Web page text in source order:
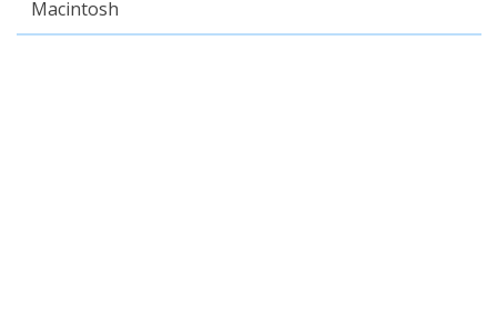
Macintosh